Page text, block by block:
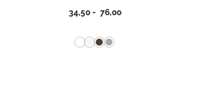
34,50 - 76,00Prijsklasse: